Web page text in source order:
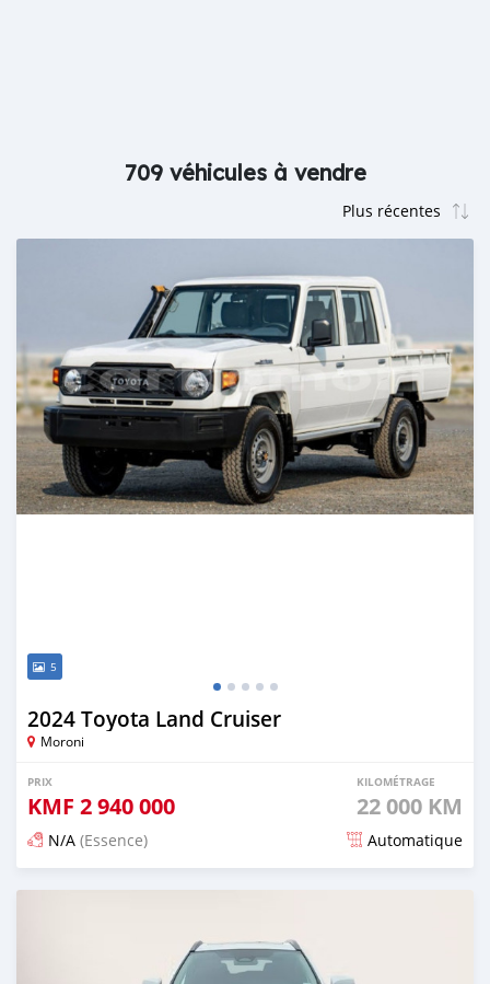
709 véhicules à vendre
5
2024 Toyota Land Cruiser
Moroni
PRIX
KMF 2 940 000
KILOMÉTRAGE
22 000 KM
N/A (Essence) Automatique
Publié il y a 4 mois